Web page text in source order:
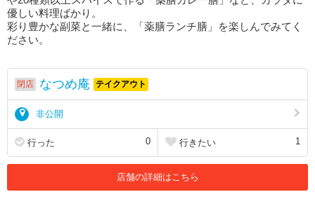
優しい料理ばかり。
彩り豊かな副菜と一緒に、「薬膳ランチ膳」を楽しんでみてく
ださい。
閉店 なつめ庵 テイクアウト
非公開
行った 0 行きたい 1
店舗の詳細はこちら